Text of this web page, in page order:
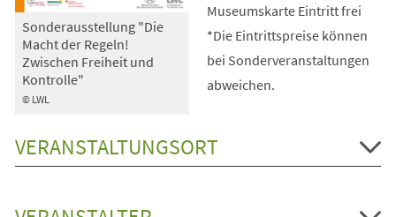
© LWL
Sonderausstellung "Die
Macht der Regeln!
Zwischen Freiheit und
Kontrolle"
Museumskarte Eintritt frei
*Die Eintrittspreise können
bei Sonderveranstaltungen
abweichen.
VERANSTALTUNGSORT